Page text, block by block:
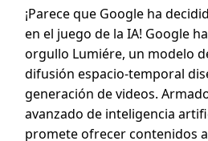
¡Parece que Google ha
en el juego de la IA! Google
orgullo Lumiére, un modelo
difusión espacio-temporal
generación de videos.
avanzado de inteligencia
promete ofrecer contenidos